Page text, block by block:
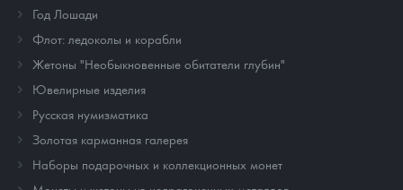
Год Лошади
Флот: ледоколы и корабли
Жетоны "Необыкновенные обитатели глубин"
Ювелирные изделия
Русская нумизматика
Золотая карманная галерея
Наборы подарочных и коллекционных монет